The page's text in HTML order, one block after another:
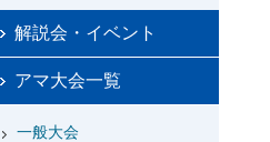
解説会・イベント
アマ大会一覧
一般大会